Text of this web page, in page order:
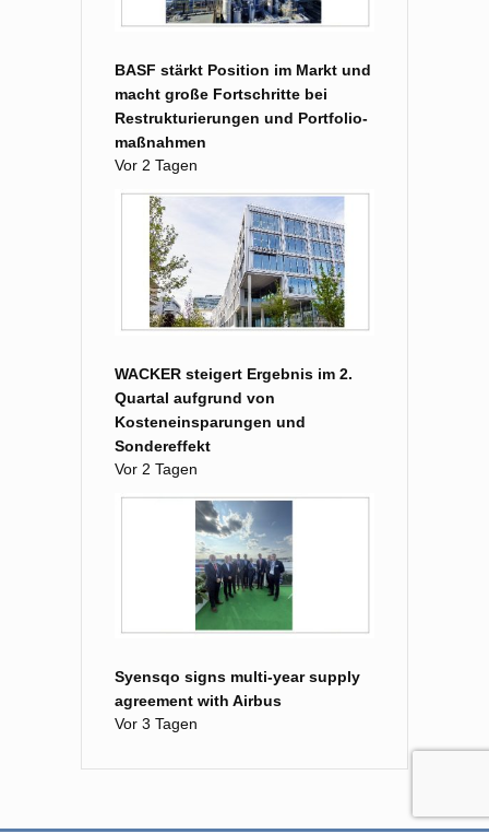
BASF stärkt Position im Markt und
macht große Fort­schritte bei
Restruk­turierungen und Portfolio­
maß­nahmen
Vor 2 Tagen
WACKER steigert Ergebnis im 2.
Quartal aufgrund von
Kosteneinsparungen und
Sondereffekt
Vor 2 Tagen
Syensqo signs multi-year supply
agreement with Airbus
Vor 3 Tagen